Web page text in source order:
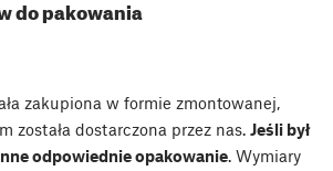
do pakowania
zakupiona w formie zmontowanej,
została dostarczona przez nas. Jeśli był
odpowiednie opakowanie. Wymiary